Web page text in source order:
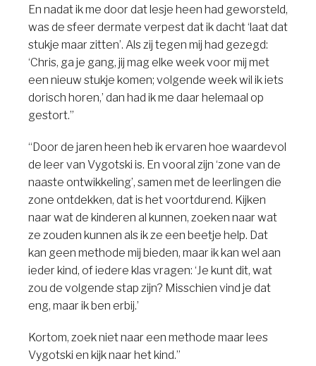
En nadat ik me door dat lesje heen had geworsteld,
was de sfeer dermate verpest dat ik dacht ‘laat dat
stukje maar zitten’. Als zij tegen mij had gezegd:
‘Chris, ga je gang, jij mag elke week voor mij met
een nieuw stukje komen; volgende week wil ik iets
dorisch horen,’ dan had ik me daar helemaal op
gestort.”
“Door de jaren heen heb ik ervaren hoe waardevol
de leer van Vygotski is. En vooral zijn ‘zone van de
naaste ontwikkeling’, samen met de leerlingen die
zone ontdekken, dat is het voortdurend. Kijken
naar wat de kinderen al kunnen, zoeken naar wat
ze zouden kunnen als ik ze een beetje help. Dat
kan geen methode mij bieden, maar ik kan wel aan
ieder kind, of iedere klas vragen: ‘Je kunt dit, wat
zou de volgende stap zijn? Misschien vind je dat
eng, maar ik ben erbij.’
Kortom, zoek niet naar een methode maar lees
Vygotski en kijk naar het kind.”